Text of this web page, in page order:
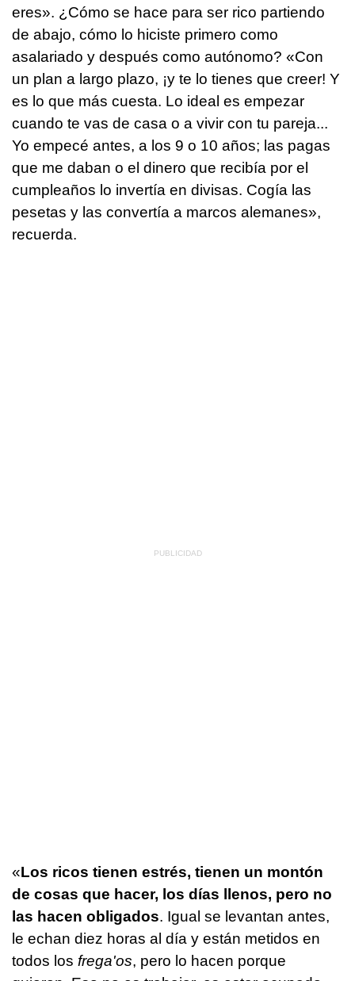
eres». ¿Cómo se hace para ser rico partiendo
de abajo, cómo lo hiciste primero como
asalariado y después como autónomo? «Con
un plan a largo plazo, ¡y te lo tienes que creer! Y
es lo que más cuesta. Lo ideal es empezar
cuando te vas de casa o a vivir con tu pareja...
Yo empecé antes, a los 9 o 10 años; las pagas
que me daban o el dinero que recibía por el
cumpleaños lo invertía en divisas. Cogía las
pesetas y las convertía a marcos alemanes»,
recuerda.
«Los ricos tienen estrés, tienen un montón
de cosas que hacer, los días llenos, pero no
las hacen obligados. Igual se levantan antes,
le echan diez horas al día y están metidos en
todos los frega'os, pero lo hacen porque